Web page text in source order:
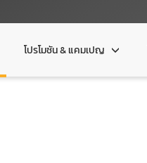
โปรโมชัน & แคมเปญ